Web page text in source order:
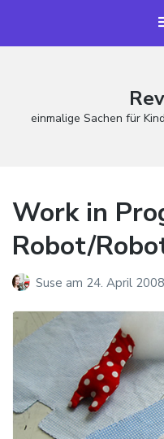
einmalige Sachen für
Work in
Robot/
Suse am 24. April 2008